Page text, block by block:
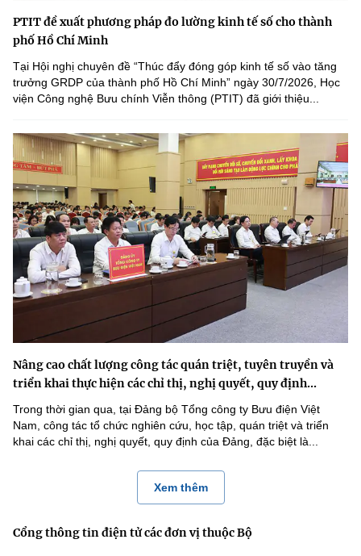
PTIT đề xuất phương pháp đo lường kinh tế số cho thành
phố Hồ Chí Minh
Tại Hội nghị chuyên đề “Thúc đẩy đóng góp kinh tế số vào tăng
trưởng GRDP của thành phố Hồ Chí Minh” ngày 30/7/2026, Học
viện Công nghệ Bưu chính Viễn thông (PTIT) đã giới thiệu...
Nâng cao chất lượng công tác quán triệt, tuyên truyền và
triển khai thực hiện các chỉ thị, nghị quyết, quy định...
Trong thời gian qua, tại Đảng bộ Tổng công ty Bưu điện Việt
Nam, công tác tổ chức nghiên cứu, học tập, quán triệt và triển
khai các chỉ thị, nghị quyết, quy định của Đảng, đặc biệt là...
Xem thêm
Cổng thông tin điện tử các đơn vị thuộc Bộ